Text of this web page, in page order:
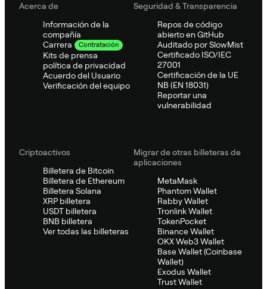
Acerca de
Información de la
compañía
Carrera
Contratación
Kits de prensa
política de privacidad
Acuerdo del Usuario
Verificación del equipo
Seguridad & Transparencia
Repos de código
abierto en GitHub
Auditado por SlowMist
Certificado ISO/IEC
27001
Certificación de la UE
NB (EN 18031)
Reportar una
vulnerabilidad
Criptoactivos
Billetera de Bitcoin
Billetera de Ethereum
Billetera Solana
XRP billetera
USDT billetera
BNB billetera
Ver todas las billeteras
Migrar de otras billeteras de
aplicaciones
MetaMask
Phantom Wallet
Rabby Wallet
Tronlink Wallet
TokenPocket
Binance Wallet
OKX Web3 Wallet
Base Wallet (Coinbase
Wallet)
Exodus Wallet
Trust Wallet